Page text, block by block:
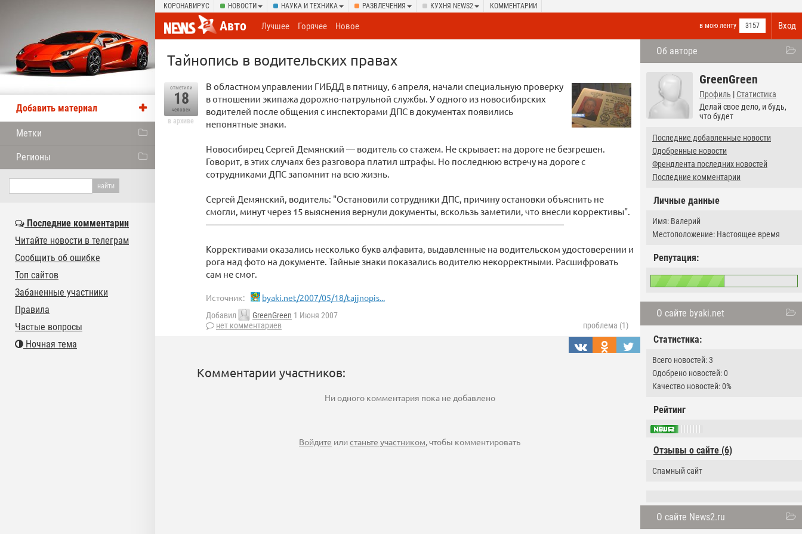
КОРОНАВИРУС НОВОСТИ НАУКА И ТЕХНИКА РАЗВЛЕЧЕНИЯ КУХНЯ NEWS2 КОММЕНТАРИИ
Вход
Авто в мою ленту 3157
Лучшее Горячее Новое
Об авторе
GreenGreen
Профиль | Статистика
Делай свое дело, и будь,
что будет
Последние добавленные новости
Одобренные новости
Френдлента последних новостей
Последние комментарии
Личные данные
Имя: Валерий
Местоположение: Настоящее время
Репутация:
О сайте byaki.net
Статистика:
Всего новостей: 3
Одобрено новостей: 0
Качество новостей: 0%
Рейтинг
Отзывы о сайте (6)
Спамный сайт
О сайте News2.ru
Тайнопись в водительских правах
отметили
18
человек
в архиве
В областном управлении ГИБДД в пятницу, 6 апреля, начали специальную проверку
в отношении экипажа дорожно-патрульной службы. У одного из новосибирских
водителей после общения с инспекторами ДПС в документах появились
непонятные знаки.
Новосибирец Сергей Демянский — водитель со стажем. Не скрывает: на дороге не безгрешен.
Говорит, в этих случаях без разговора платил штрафы. Но последнюю встречу на дороге с
сотрудниками ДПС запомнит на всю жизнь.
Сергей Демянский, водитель: "Остановили сотрудники ДПС, причину остановки объяснить не
смогли, минут через 15 выяснения вернули документы, вскользь заметили, что внесли коррективы".
————————————————————————————————————————
Коррективами оказались несколько букв алфавита, выдавленные на водительском удостоверении и
рога над фото на документе. Тайные знаки показались водителю некорректными. Расшифровать
сам не смог.
Источник: byaki.net/2007/05/18/tajjnopis...
Добавил GreenGreen 1 Июня 2007
нет комментариев
проблема (1)
Комментарии участников:
Ни одного комментария пока не добавлено
Войдите илистаньте участником, чтобы комментировать
Добавить материал
Метки
Регионы
Последние комментарии
Читайте новости в телеграм
Сообщить об ошибке
Топ сайтов
Забаненные участники
Правила
Частые вопросы
Ночная тема